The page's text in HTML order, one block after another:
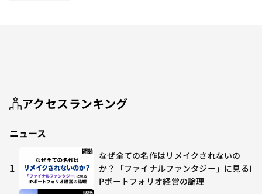
アクセスランキング
ニュース
1
なぜ全ての名作はリメイクされないの
か？「ファイナルファンタジー」に見るI
Pポートフォリオ経営の論理